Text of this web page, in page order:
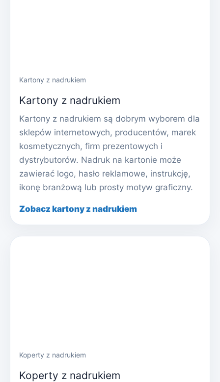
Kartony z nadrukiem
Kartony z nadrukiem
Kartony z nadrukiem są dobrym wyborem dla
sklepów internetowych, producentów, marek
kosmetycznych, firm prezentowych i
dystrybutorów. Nadruk na kartonie może
zawierać logo, hasło reklamowe, instrukcję,
ikonę branżową lub prosty motyw graficzny.
Zobacz kartony z nadrukiem
Koperty z nadrukiem
Koperty z nadrukiem